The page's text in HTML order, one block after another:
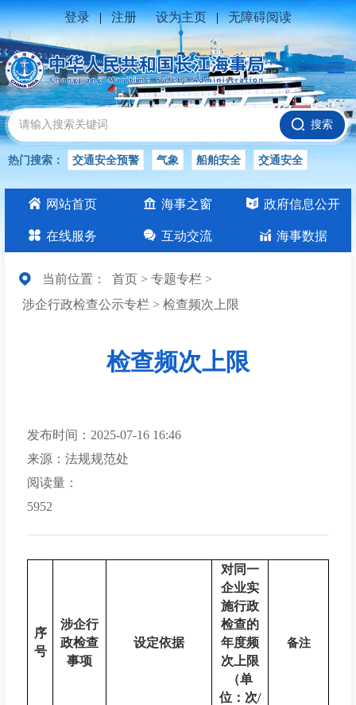
登录 | 注册 设为主页 | 无障碍阅读
搜索
热门搜索： 交通安全预警 气象 船舶安全 交通安全
水位公告 安全 交通 交通安全知识 交通安全生产
网站首页 海事之窗 政府信息公开
在线服务 互动交流 海事数据
当前位置： 首页 > 专题专栏 >
涉企行政检查公示专栏 > 检查频次上限
检查频次上限
发布时间：2025-07-16 16:46
来源：法规规范处
阅读量：
5952
序
号
涉企行
政检查
事项
设定依据
对同一
企业实
施行政
检查的
年度频
次上限
（单
位：次/
备注